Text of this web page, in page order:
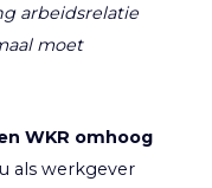
arbeidsrelatie
moet
WKR omhoog
als werkgever